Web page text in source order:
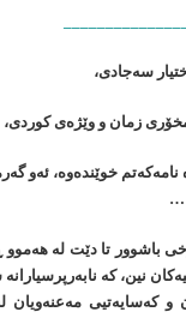
سەجادی،
زمان و وێژەی کوردی،
نامەکەتم خوێندەوە، ئەو
…
باشوور تا دێت لە هەموو
نین، کە
و کەسایەتیی